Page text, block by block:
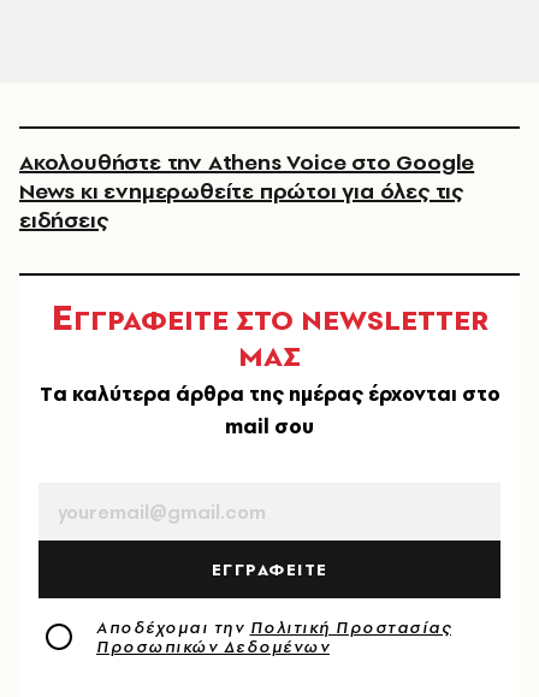
Ακολουθήστε την Athens Voice στο Google
News κι ενημερωθείτε πρώτοι για όλες τις
ειδήσεις
ΕΓΓΡΑΦΕΙΤΕ ΣΤΟ NEWSLETTER
ΜΑΣ
Tα καλύτερα άρθρα της ημέρας έρχονται στο
mail σου
ΕΓΓΡΑΦΕΙΤΕ
Αποδέχομαι την Πολιτική Προστασίας
Προσωπικών Δεδομένων